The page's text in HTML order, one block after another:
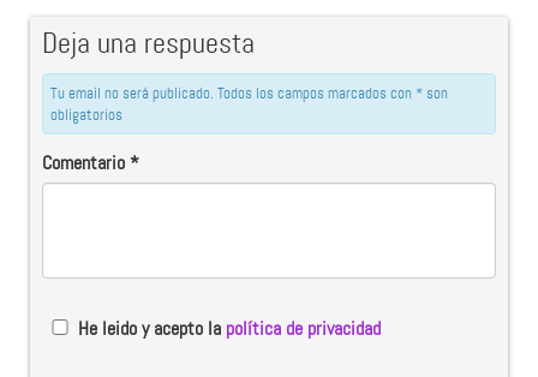
Deja una respuesta
Tu email no será publicado. Todos los campos marcados con * son
obligatorios
Comentario*
He leido y acepto la política de privacidad